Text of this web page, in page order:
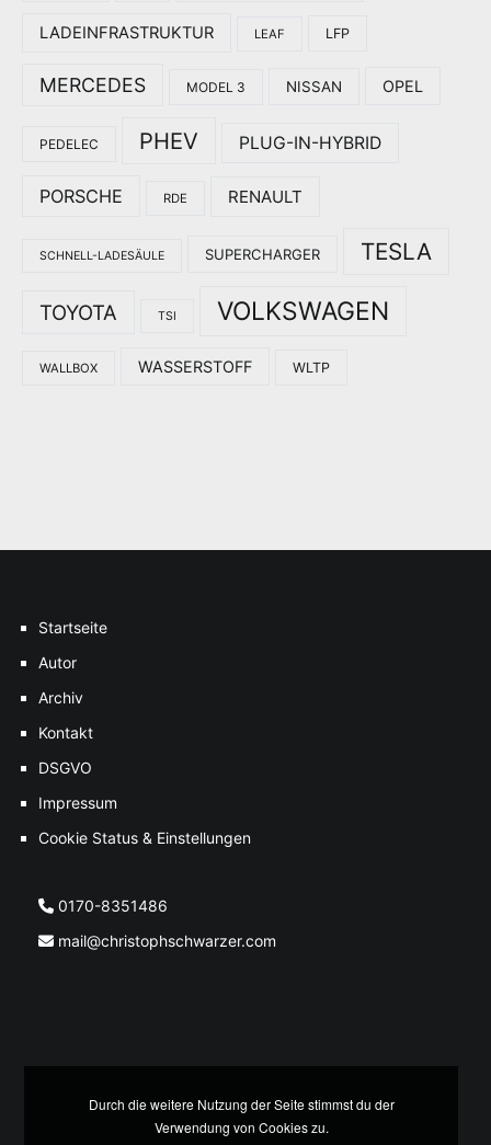
LADEINFRASTRUKTUR LEAF LFP
MERCEDES MODEL 3 NISSAN OPEL
PEDELEC PHEV PLUG-IN-HYBRID
PORSCHE RDE RENAULT
SCHNELL-LADESÄULE SUPERCHARGER TESLA
TOYOTA TSI VOLKSWAGEN
WALLBOX WASSERSTOFF WLTP
Startseite
Autor
Archiv
Kontakt
DSGVO
Impressum
Cookie Status & Einstellungen
0170-8351486
mail@christophschwarzer.com
Durch die weitere Nutzung der Seite stimmst du der
Verwendung von Cookies zu.